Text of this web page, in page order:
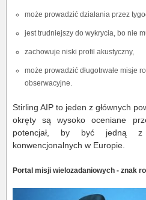
może prowadzić działania przez
jest trudniejszy do wykrycia, bo nie
zachowuje niski profil akustyczny,
może prowadzić długotrwałe misje
obserwacyjne.
Stirling AIP to jeden z głównych
okręty są wysoko oceniane
potencjał, by być jedną z
konwencjonalnych w Europie.
Portal misji wielozadaniowych - znak